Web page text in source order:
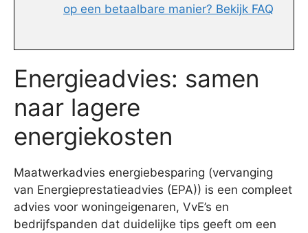
op een betaalbare manier? Bekijk FAQ
Energieadvies: samen
naar lagere
energiekosten
Maatwerkadvies energiebesparing (vervanging
van Energieprestatieadvies (EPA)) is een compleet
advies voor woningeigenaren, VvE’s en
bedrijfspanden dat duidelijke tips geeft om een